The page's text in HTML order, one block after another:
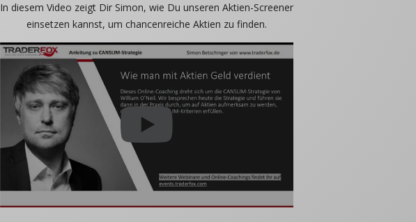
In diesem Video zeigt Dir Simon, wie Du unseren Aktien-Screener
einsetzen kannst, um chancenreiche Aktien zu finden.